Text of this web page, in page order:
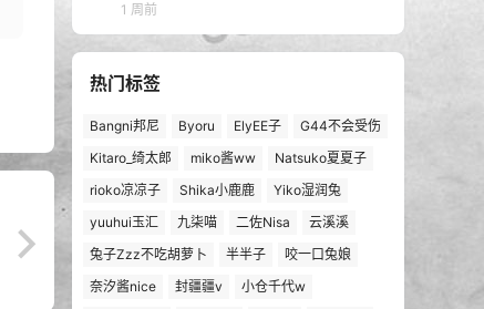
1 周前
热门标签
Bangni邦尼 Byoru ElyEE子
G44不会受伤
Kitaro_绮太郎
miko酱ww
Natsuko夏夏子
rioko凉凉子
Shika小鹿鹿
Yiko湿润兔
yuuhui玉汇
九柒喵 二佐Nisa
云溪溪
兔子Zzz不吃胡萝卜
半半子
咬一口兔娘
奈汐酱nice
封疆疆v
小仓千代w